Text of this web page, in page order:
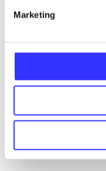
Marketing